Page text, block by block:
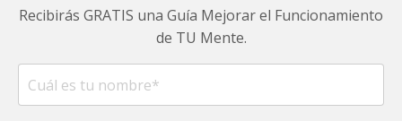
Recibirás GRATIS una Guía Mejorar el Funcionamiento
de TU Mente.